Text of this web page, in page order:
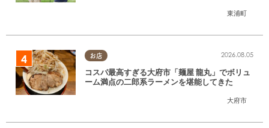
東浦町
お店
大府市
2026.08.05
コスパ最高すぎる大府市「麺屋 龍丸」でボリュ
ーム満点の二郎系ラーメンを堪能してきた